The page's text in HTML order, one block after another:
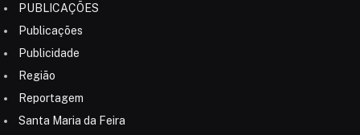
PUBLICAÇÕES
Publicações
Publicidade
Região
Reportagem
Santa Maria da Feira